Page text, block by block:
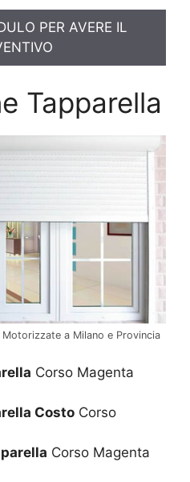
PER AVERE IL
Tapparella
a Milano e Provincia
Corso Magenta
Costo Corso
Corso Magenta